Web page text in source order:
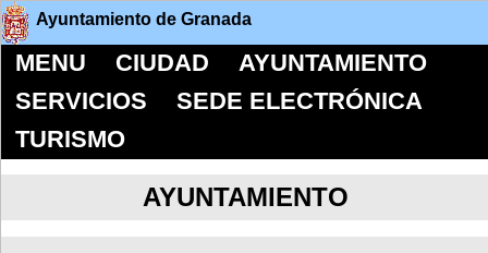
Ayuntamiento de Granada
MENU CIUDAD
AYUNTAMIENTO
SERVICIOS
SEDE ELECTRÓNICA
TURISMO
AYUNTAMIENTO